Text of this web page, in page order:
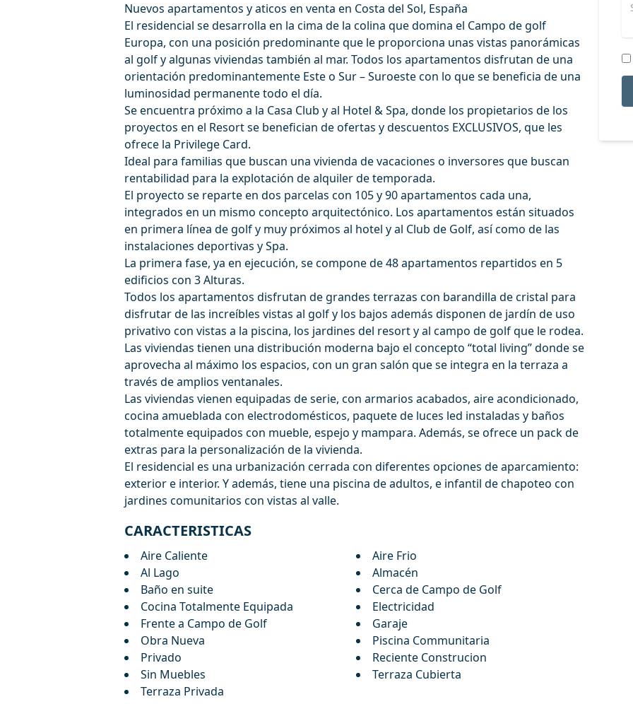
Nuevos apartamentos y aticos en venta en Costa del Sol, España
El residencial se desarrolla en la cima de la colina que domina el Campo de golf
Europa, con una posición predominante que le proporciona unas vistas panorámicas
al golf y algunas viviendas también al mar. Todos los apartamentos disfrutan de una
orientación predominantemente Este o Sur – Suroeste con lo que se beneficia de una
luminosidad permanente todo el día.
Se encuentra próximo a la Casa Club y al Hotel & Spa, donde los propietarios de los
proyectos en el Resort se benefician de ofertas y descuentos EXCLUSIVOS, que les
ofrece la Privilege Card.
Ideal para familias que buscan una vivienda de vacaciones o inversores que buscan
rentabilidad para la explotación de alquiler de temporada.
El proyecto se reparte en dos parcelas con 105 y 90 apartamentos cada una,
integrados en un mismo concepto arquitectónico. Los apartamentos están situados
en primera línea de golf y muy próximos al hotel y al Club de Golf, así como de las
instalaciones deportivas y Spa.
La primera fase, ya en ejecución, se compone de 48 apartamentos repartidos en 5
edificios con 3 Alturas.
Todos los apartamentos disfrutan de grandes terrazas con barandilla de cristal para
disfrutar de las increíbles vistas al golf y los bajos además disponen de jardín de uso
privativo con vistas a la piscina, los jardines del resort y al campo de golf que le rodea.
Las viviendas tienen una distribución moderna bajo el concepto “total living” donde se
aprovecha al máximo los espacios, con un gran salón que se integra en la terraza a
través de amplios ventanales.
Las viviendas vienen equipadas de serie, con armarios acabados, aire acondicionado,
cocina amueblada con electrodomésticos, paquete de luces led instaladas y baños
totalmente equipados con mueble, espejo y mampara. Además, se ofrece un pack de
extras para la personalización de la vivienda.
El residencial es una urbanización cerrada con diferentes opciones de aparcamiento:
exterior e interior. Y además, tiene una piscina de adultos, e infantil de chapoteo con
jardines comunitarios con vistas al valle.
CARACTERISTICAS
Aire Caliente
Aire Frio
Al Lago
Almacén
Baño en suite
Cerca de Campo de Golf
Cocina Totalmente Equipada
Electricidad
Frente a Campo de Golf
Garaje
Obra Nueva
Piscina Communitaria
Privado
Reciente Construcion
Sin Muebles
Terraza Cubierta
Terraza Privada